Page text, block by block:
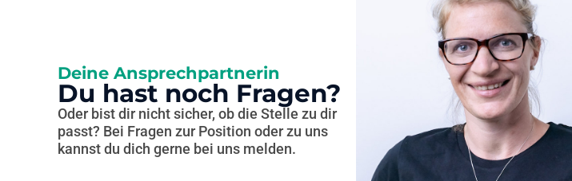
Deine Ansprechpartnerin
Du hast noch Fragen?
Oder bist dir nicht sicher, ob die Stelle zu dir
passt? Bei Fragen zur Position oder zu uns
kannst du dich gerne bei uns melden.